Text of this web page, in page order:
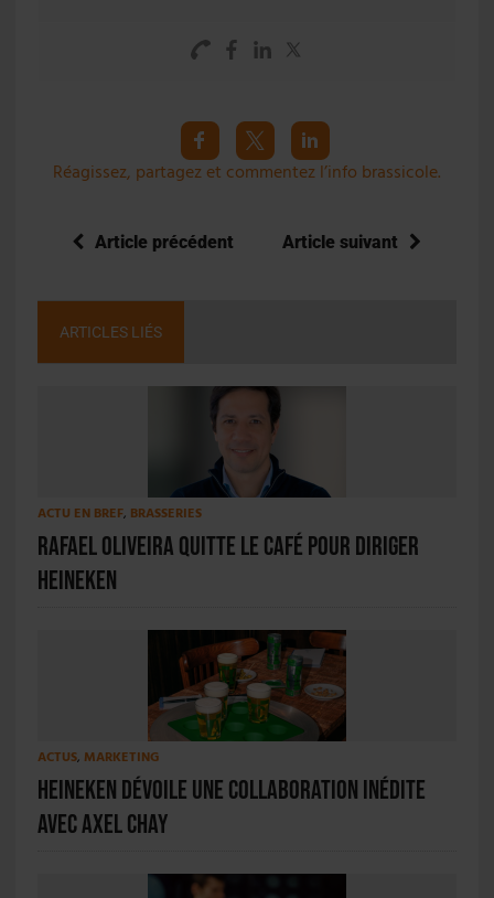
Réagissez, partagez et commentez l’info brassicole.
Article précédent Article suivant
ARTICLES LIÉS
ACTU EN BREF, BRASSERIES
Rafael Oliveira quitte le café pour diriger
Heineken
ACTUS, MARKETING
Heineken dévoile une collaboration inédite
avec Axel Chay